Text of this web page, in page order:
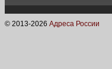
© 2013-2026 Адреса России